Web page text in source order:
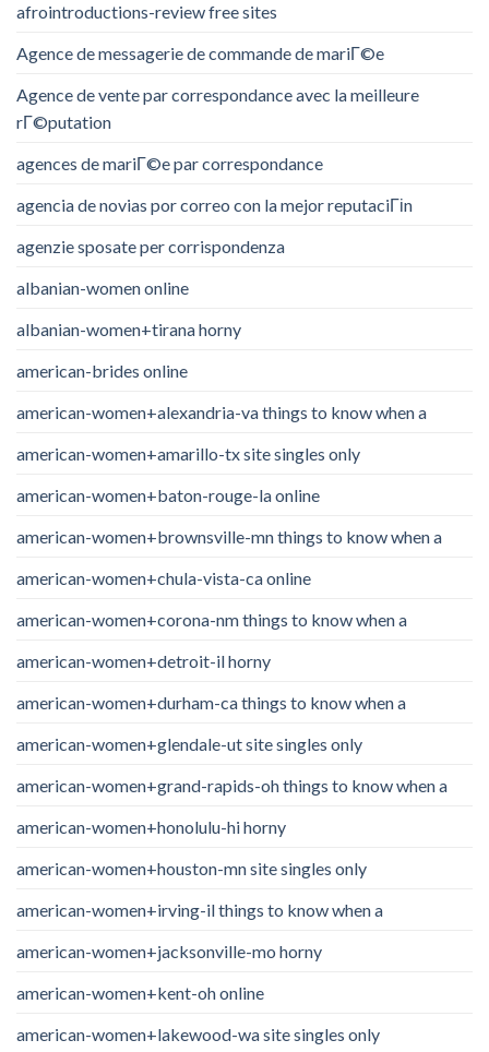
afrointroductions-review free sites
Agence de messagerie de commande de mariГ©e
Agence de vente par correspondance avec la meilleure
rГ©putation
agences de mariГ©e par correspondance
agencia de novias por correo con la mejor reputaciГіn
agenzie sposate per corrispondenza
albanian-women online
albanian-women+tirana horny
american-brides online
american-women+alexandria-va things to know when a
american-women+amarillo-tx site singles only
american-women+baton-rouge-la online
american-women+brownsville-mn things to know when a
american-women+chula-vista-ca online
american-women+corona-nm things to know when a
american-women+detroit-il horny
american-women+durham-ca things to know when a
american-women+glendale-ut site singles only
american-women+grand-rapids-oh things to know when a
american-women+honolulu-hi horny
american-women+houston-mn site singles only
american-women+irving-il things to know when a
american-women+jacksonville-mo horny
american-women+kent-oh online
american-women+lakewood-wa site singles only